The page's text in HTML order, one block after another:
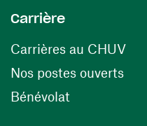
Carrière
Carrières au CHUV
Nos postes ouverts
Bénévolat